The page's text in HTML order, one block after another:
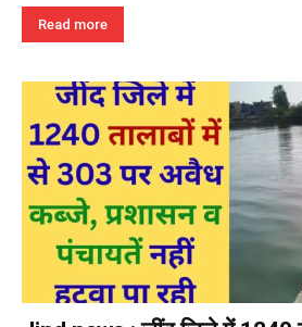
Read more